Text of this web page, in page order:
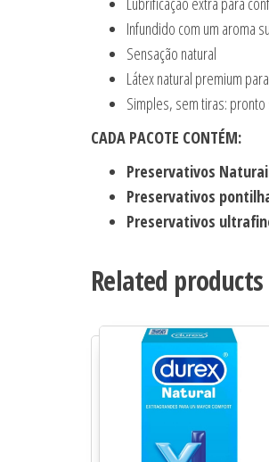
Infundido com um aroma
Sensação natural
Látex natural premium
Simples, sem tiras:
CADA PACOTE CONTÉM:
Preservativos
Preservativos
Preservativos
Related products